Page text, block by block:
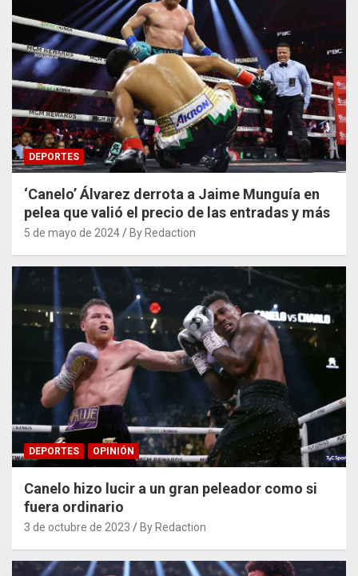
DEPORTES
‘Canelo’ Álvarez derrota a Jaime Munguía en
pelea que valió el precio de las entradas y más
5 de mayo de 2024 By Redaction
DEPORTES OPINIÓN
Canelo hizo lucir a un gran peleador como si
fuera ordinario
3 de octubre de 2023 By Redaction